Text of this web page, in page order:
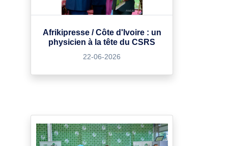
Afrikipresse / Côte d'Ivoire : un
physicien à la tête du CSRS
22-06-2026